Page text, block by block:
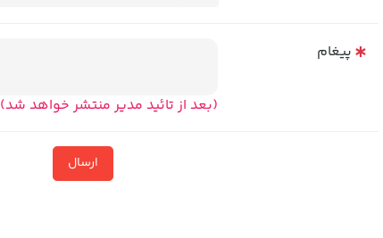
پیغام
(بعد از تائید مدیر منتشر خواهد شد)
ارسال